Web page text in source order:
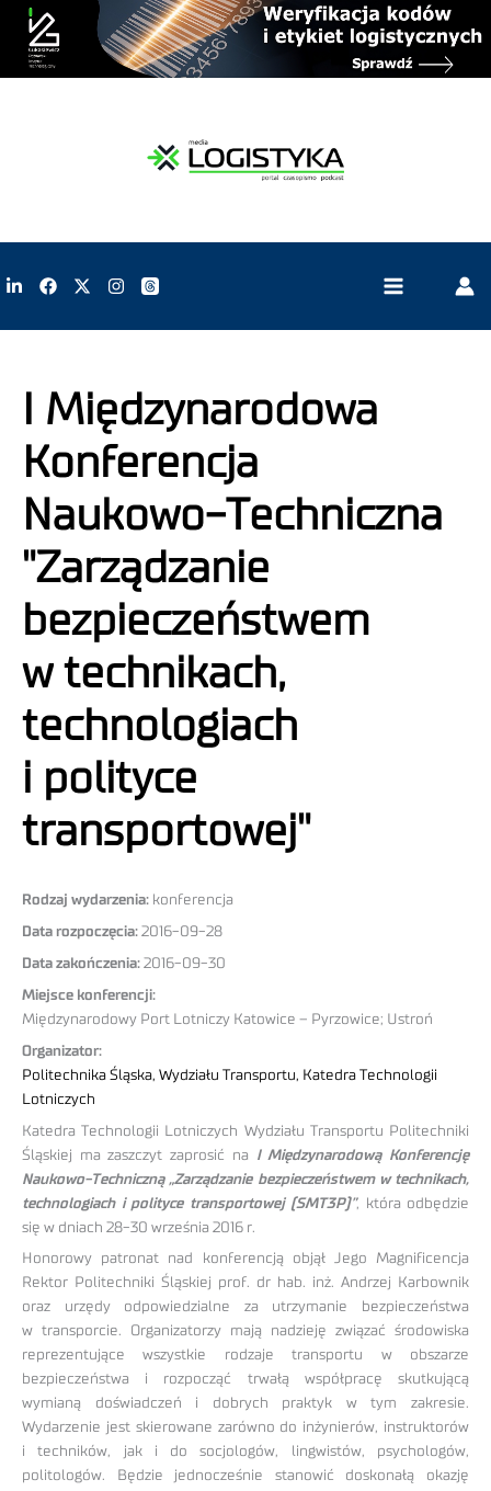
I Międzynarodowa
Konferencja
Naukowo-Techniczna
"Zarządzanie
bezpieczeństwem
w technikach,
technologiach
i polityce
transportowej"
Rodzaj wydarzenia: konferencja
Data rozpoczęcia: 2016-09-28
Data zakończenia: 2016-09-30
Miejsce konferencji:
Międzynarodowy Port Lotniczy Katowice – Pyrzowice; Ustroń
Organizator:
Politechnika Śląska, Wydziału Transportu, Katedra Technologii
Lotniczych
Katedra Technologii Lotniczych Wydziału Transportu Politechniki
Śląskiej ma zaszczyt zaprosić na
I Międzynarodową Konferencję
Naukowo-Techniczną „Zarządzanie bezpieczeństwem w technikach,
technologiach i polityce transportowej (SMT3P)”, która odbędzie
się w dniach 28-30 września 2016 r.
Honorowy patronat nad konferencją objął Jego Magnificencja
Rektor Politechniki Śląskiej prof. dr hab. inż. Andrzej Karbownik
oraz urzędy odpowiedzialne za utrzymanie bezpieczeństwa
w transporcie. Organizatorzy mają nadzieję związać środowiska
reprezentujące wszystkie rodzaje transportu w obszarze
bezpieczeństwa i rozpocząć trwałą współpracę skutkującą
wymianą doświadczeń i dobrych praktyk w tym zakresie.
Wydarzenie jest skierowane zarówno do inżynierów, instruktorów
i techników, jak i do socjologów, lingwistów, psychologów,
politologów. Będzie jednocześnie stanowić doskonałą okazję